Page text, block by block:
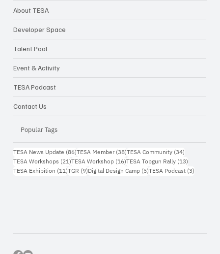
TESA และ Infineon ผนึกกำลังจัดงาน
Thailand Secure Edge AI Summit 2026
About TESA
Developer Space
Talent Pool
Event & Activity
TESA Podcast
Contact Us
Popular Tags
TESA News Update (86)86 กระทู้
TESA Member (38)38 กระทู้
TESA Community (34)34 กระทู้
TESA Workshops (21)21 กระทู้
TESA Workshop (16)16 กระทู้
TESA Topgun Rally (13)13 กระทู้
TESA Exhibition (11)11 กระทู้
TGR (9)9 กระทู้
Digital Design Camp (5)5 กระทู้
TESA Podcast (3)3 กระทู้